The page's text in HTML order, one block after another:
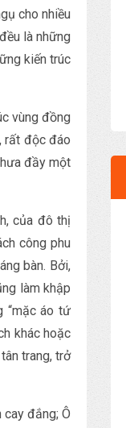
cho nhiều
là những
kiến trúc
vùng đồng
rất độc đáo
đầy một
của đô thị
công phu
bàn. Bởi,
làm khập
“mặc áo tứ
khác hoặc
trang, trở
cay đắng; Ô